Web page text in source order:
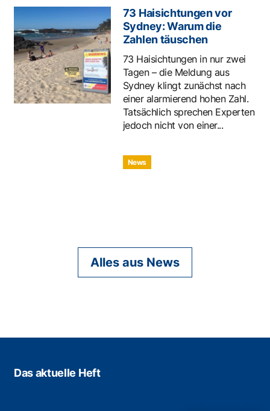
73 Haisichtungen vor
Sydney: Warum die
Zahlen täuschen
73 Haisichtungen in nur zwei
Tagen – die Meldung aus
Sydney klingt zunächst nach
einer alarmierend hohen Zahl.
Tatsächlich sprechen Experten
jedoch nicht von einer...
News
Alles aus News
Das aktuelle Heft